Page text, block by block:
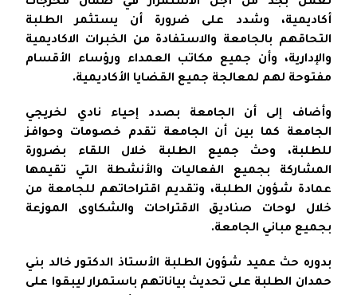
تعمل بجد من أجل الاستمرار في ضمان مخرجات
أكاديمية، وشدد على ضرورة أن يستثمر الطلبة
التحاقهم بالجامعة والاستفادة من الخبرات الاكاديمية
والإدارية، وأن جميع مكاتب العمداء ورؤساء الأقسام
مفتوحة لهم لمعالجة جميع القضايا الأكاديمية.
وأضاف إلى أن الجامعة بصدد إحياء نادي لخريجي
الجامعة كما بين أن الجامعة تقدم خصومات وحوافز
للطلبة، وحث جميع الطلبة خلال اللقاء بضرورة
المشاركة بجميع الفعاليات والأنشطة التي تقيمها
عمادة شؤون الطلبة، وتقديم اقتراحاتهم للجامعة من
خلال لوحات صناديق الاقتراحات والشكاوى الموزعة
بجميع مباني الجامعة.
بدوره حث عميد شؤون الطلبة الأستاذ الدكتور خالد بني
حمدان الطلبة على تحديث بياناتهم باستمرار ليبقوا على